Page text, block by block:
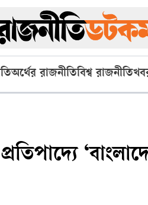
অর্থের রাজনীতিবিশ্ব রাজনীতি